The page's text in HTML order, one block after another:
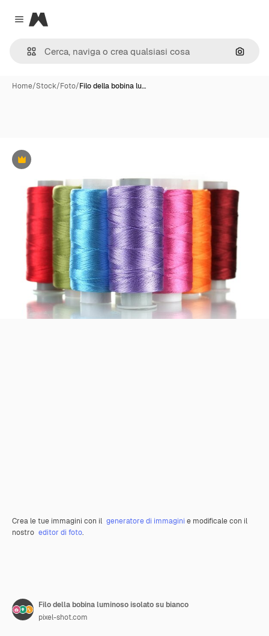
Close menu
Magnific
Cerca
Home/Stock/Foto/Filo della bobina lu…
Premium
Crea le tue immagini con il generatore di immagini e modificale con il
nostro editor di foto.
Filo della bobina luminoso isolato su bianco
pixel-shot.com